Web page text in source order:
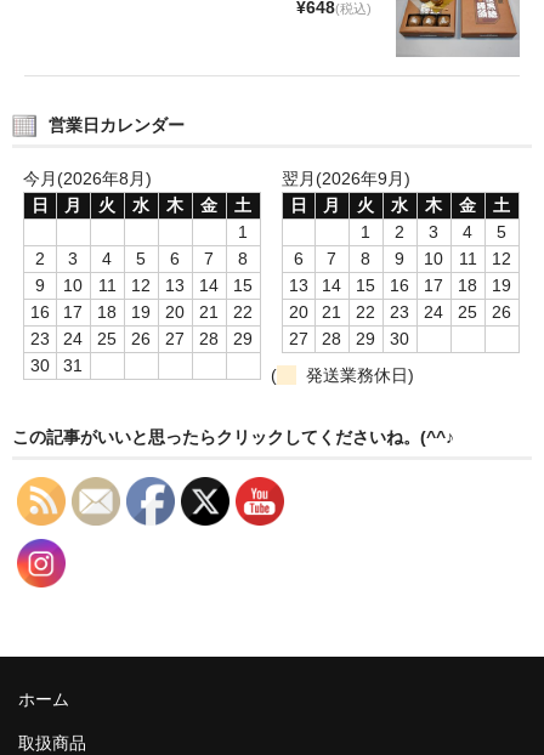
送料のご案内
スタッフブログ
草津Tip店
¥648(税込)
営業日カレンダー
今月(2026年8月)
日
月 火 水 木 金
土
1
2
3 4 5 6 7
8
9
10 11 12 13 14
15
16
17 18 19 20 21
22
23
24 25 26 27 28
29
30
31
翌月(2026年9月)
日
月 火 水 木 金
土
1
2 3 4
5
6
7 8 9 10 11
12
13
14 15 16 17 18
19
20
21 22 23 24 25
26
27
28 29
30
(
発送業務休日)
この記事がいいと思ったらクリックしてくださいね。(^^♪
ホーム
取扱商品